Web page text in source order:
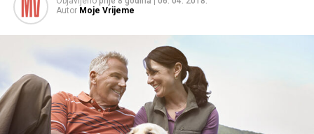
Autor Moje Vrijeme